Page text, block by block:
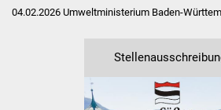
04.02.2026 Umweltministerium Baden-